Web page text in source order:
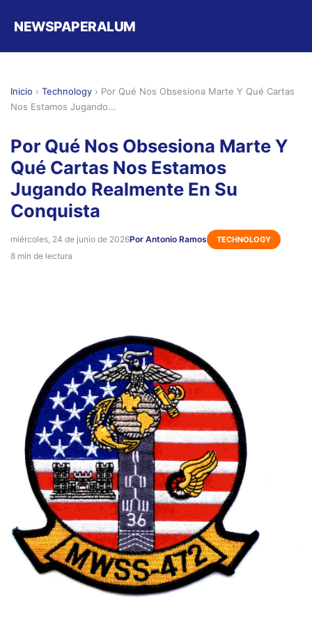
NEWSPAPERALUM
Inicio › Technology › Por Qué Nos Obsesiona Marte Y Qué Cartas
Nos Estamos Jugando...
Por Qué Nos Obsesiona Marte Y
Qué Cartas Nos Estamos
Jugando Realmente En Su
Conquista
miércoles, 24 de junio de 2026Por Antonio Ramos TECHNOLOGY
8 min de lectura